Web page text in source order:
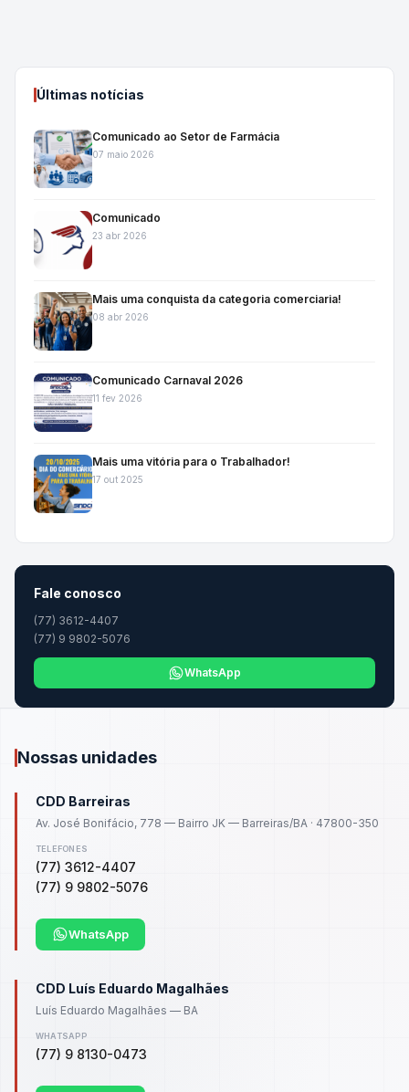
Últimas notícias
Comunicado ao Setor de Farmácia
07 maio 2026
Comunicado
23 abr 2026
Mais uma conquista da categoria comerciaria!
08 abr 2026
Comunicado Carnaval 2026
11 fev 2026
Mais uma vitória para o Trabalhador!
17 out 2025
Fale conosco
(77) 3612-4407
(77) 9 9802-5076
WhatsApp
Nossas unidades
CDD Barreiras
Av. José Bonifácio, 778 — Bairro JK — Barreiras/BA · 47800-350
TELEFONES
(77) 3612-4407
(77) 9 9802-5076
WhatsApp
CDD Luís Eduardo Magalhães
Luís Eduardo Magalhães — BA
WHATSAPP
(77) 9 8130-0473